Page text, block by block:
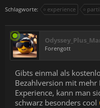
Schlagworte: experience
Forengott
Gibts einmal als
Bezahlversion mit mehr
Experience, kann man
schwarz besonders cool